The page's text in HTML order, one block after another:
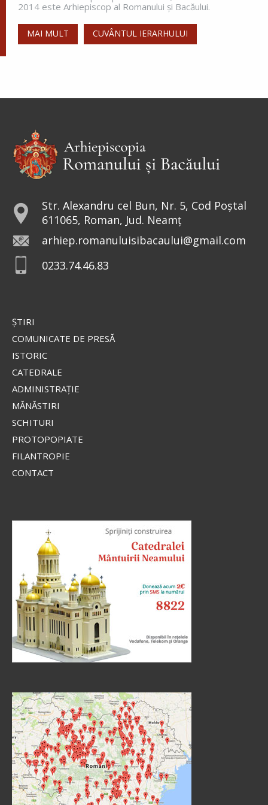
Sfânta Irina,
de bărbați, sfânta a avut curajul să
Sfântul Sfinţit Mucenic Narcis,
Cinstirea Sfintei Icoane a
îmbrăcată într-o mantie roșie strălucitoare și un
Fraților, lauda noastră aceasta este: mărturia
conștiinței noastre că am umblat în lume, și mai
cei ce zic că nu este înviere, și L-au întrebat, zicând:
Învățătorule, Moise a zis: «Dacă cineva moare
neavând copii, fratele...
doxologia.ro
Preia articolele Doxologia în site-ul tău!
2014 este Arhiepiscop al Romanului și Bacăului.
MAI MULT CUVÂNTUL IERARHULUI
Str. Alexandru cel Bun, Nr. 5, Cod Poștal
611065, Roman, Jud. Neamț
arhiep.romanuluisibacaului@gmail.com
0233.74.46.83
ŞTIRI
COMUNICATE DE PRESĂ
ISTORIC
CATEDRALE
ADMINISTRAŢIE
MĂNĂSTIRI
SCHITURI
PROTOPOPIATE
FILANTROPIE
CONTACT